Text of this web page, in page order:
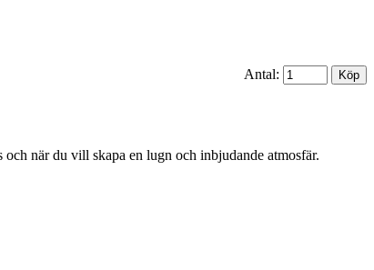
Antal:
när du vill skapa en lugn och inbjudande atmosfär.